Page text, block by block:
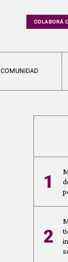
COLABORÁ
COMUNIDAD
1
2